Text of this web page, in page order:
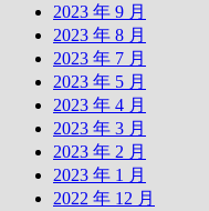
2023 年 9 月
2023 年 8 月
2023 年 7 月
2023 年 5 月
2023 年 4 月
2023 年 3 月
2023 年 2 月
2023 年 1 月
2022 年 12 月